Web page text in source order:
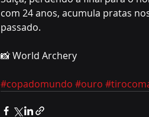
com 24 anos, acumula pratas
passado.
📸 World Archery
#copadomundo #ouro